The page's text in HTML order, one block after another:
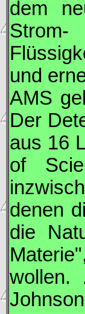
dem
und
AMS
Der
aus 16
of
denen
die
wollen.